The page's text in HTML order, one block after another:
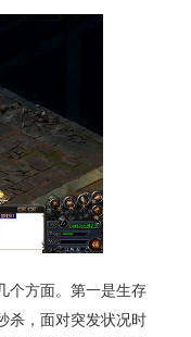
个方面。第一是生存
杀，面对突发状况时